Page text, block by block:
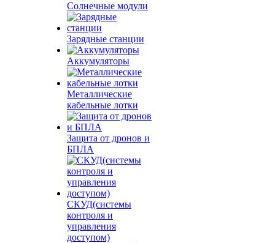
Солнечные модули
Зарядные станции
Аккумуляторы
Металлические
кабельные лотки
Защита от дронов и
БПЛА
СКУД(системы
контроля и
управления
доступом)